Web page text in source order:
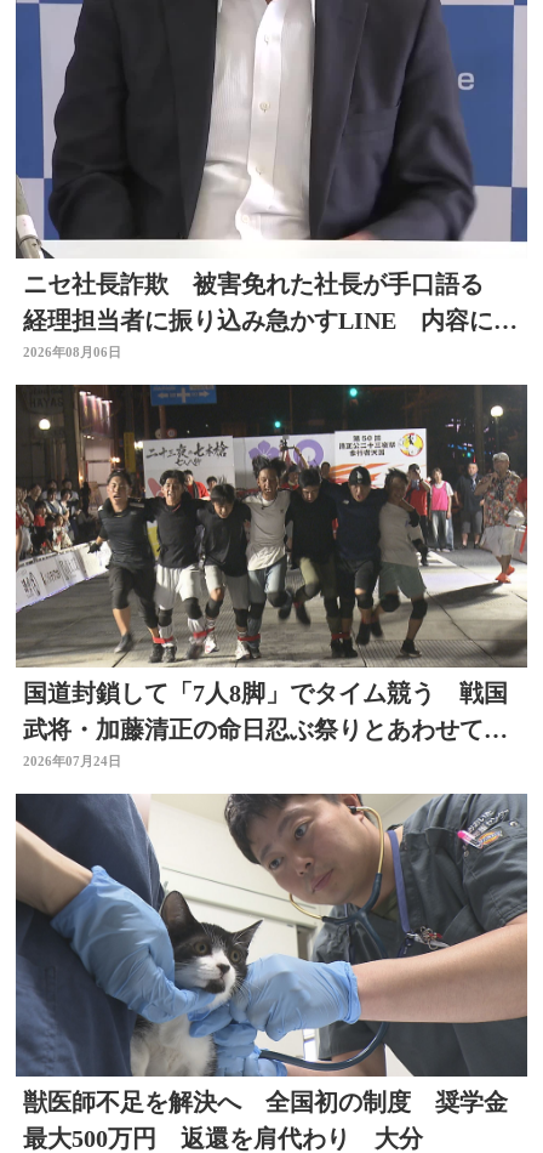
ニセ社長詐欺 被害免れた社長が手口語る
経理担当者に振り込み急かすLINE 内容に不
信感 大分
2026年08月06日
国道封鎖して「7人8脚」でタイム競う 戦国
武将・加藤清正の命日忍ぶ祭りとあわせて初
開催 大分
2026年07月24日
獣医師不足を解決へ 全国初の制度 奨学金
最大500万円 返還を肩代わり 大分